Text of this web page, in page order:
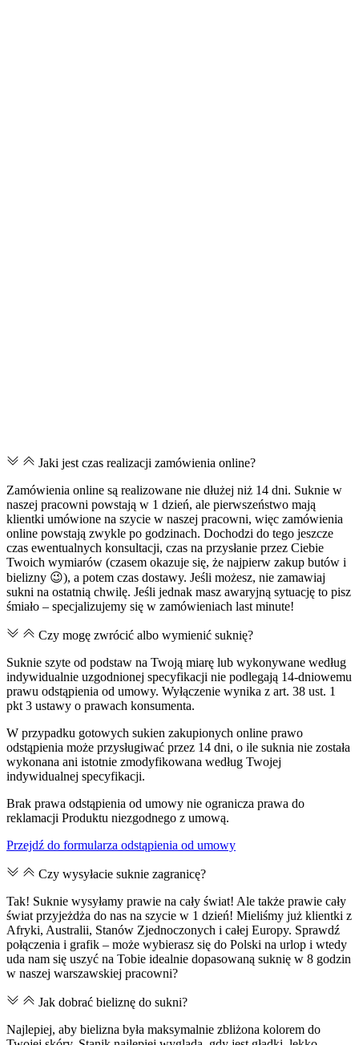
Jaki jest czas realizacji zamówienia online?
Zamówienia online są realizowane nie dłużej niż 14 dni. Suknie w
naszej pracowni powstają w 1 dzień, ale pierwszeństwo mają
klientki umówione na szycie w naszej pracowni, więc zamówienia
online powstają zwykle po godzinach. Dochodzi do tego jeszcze
czas ewentualnych konsultacji, czas na przysłanie przez Ciebie
Twoich wymiarów (czasem okazuje się, że najpierw zakup butów i
bielizny 😉), a potem czas dostawy. Jeśli możesz, nie zamawiaj
sukni na ostatnią chwilę. Jeśli jednak masz awaryjną sytuację to pisz
śmiało – specjalizujemy się w zamówieniach last minute!
Czy mogę zwrócić albo wymienić suknię?
Suknie szyte od podstaw na Twoją miarę lub wykonywane według
indywidualnie uzgodnionej specyfikacji nie podlegają 14-dniowemu
prawu odstąpienia od umowy. Wyłączenie wynika z art. 38 ust. 1
pkt 3 ustawy o prawach konsumenta.
W przypadku gotowych sukien zakupionych online prawo
odstąpienia może przysługiwać przez 14 dni, o ile suknia nie została
wykonana ani istotnie zmodyfikowana według Twojej
indywidualnej specyfikacji.
Brak prawa odstąpienia od umowy nie ogranicza prawa do
reklamacji Produktu niezgodnego z umową.
Przejdź do formularza odstąpienia od umowy
Czy wysyłacie suknie zagranicę?
Tak! Suknie wysyłamy prawie na cały świat! Ale także prawie cały
świat przyjeżdża do nas na szycie w 1 dzień! Mieliśmy już klientki z
Afryki, Australii, Stanów Zjednoczonych i całej Europy. Sprawdź
połączenia i grafik – może wybierasz się do Polski na urlop i wtedy
uda nam się uszyć na Tobie idealnie dopasowaną suknię w 8 godzin
w naszej warszawskiej pracowni?
Jak dobrać bieliznę do sukni?
Najlepiej, aby bielizna była maksymalnie zbliżona kolorem do